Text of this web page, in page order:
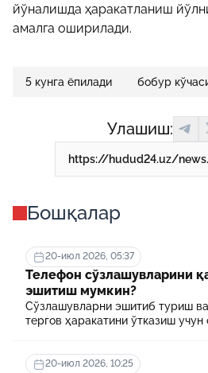
йўналишда ҳаракатланиш
амалга оширилади.
5 кунга ёпилади бобур
Улашиш:
Бошқалар
20-июл 2026, 05:37
Телефон сўзлашувларини
эшитиш мумкин?
Сўзлашувларни эшитиб туриш
тергов ҳаракатини ўтказиш
20-июл 2026, 10:25